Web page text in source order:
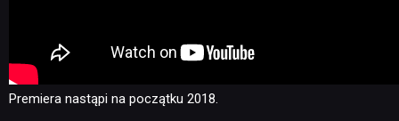
Premiera nastąpi na początku 2018.